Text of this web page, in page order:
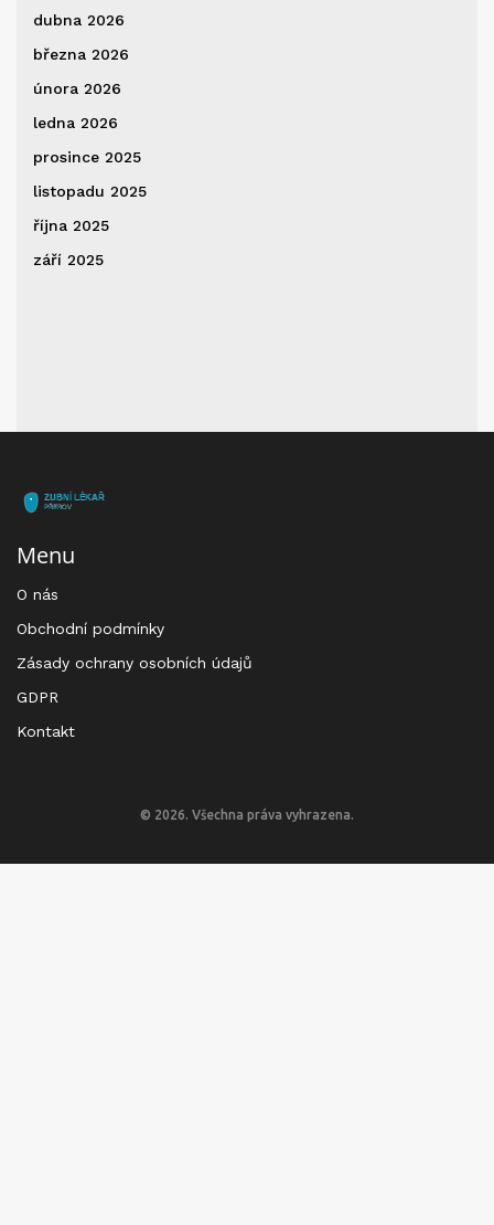
dubna 2026
března 2026
února 2026
ledna 2026
prosince 2025
listopadu 2025
října 2025
září 2025
Menu
O nás
Obchodní podmínky
Zásady ochrany osobních údajů
GDPR
Kontakt
© 2026. Všechna práva vyhrazena.